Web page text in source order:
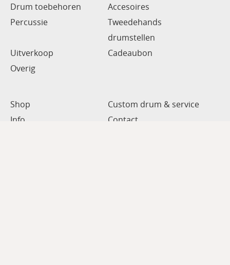
Drum toebehoren
Accesoires
Percussie
Tweedehands
drumstellen
Uitverkoop
Cadeaubon
Overig
Shop
Custom drum & service
Info
Contact